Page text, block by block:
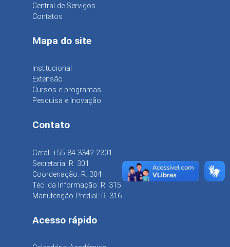
Central de Serviços
Contatos
Mapa do site
Institucional
Extensão
Cursos e programas
Pesquisa e Inovação
Contato
Geral: +55 84 3342-2301
Secretaria: R. 301
Coordenação: R. 304
Tec. da Informação: R. 315
Manutenção Predial: R. 316
Acesso rápido